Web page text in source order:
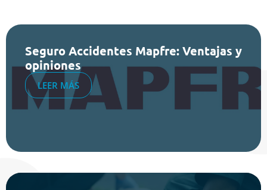
Seguro Accidentes Mapfre: Ventajas y
opiniones
LEER MÁS